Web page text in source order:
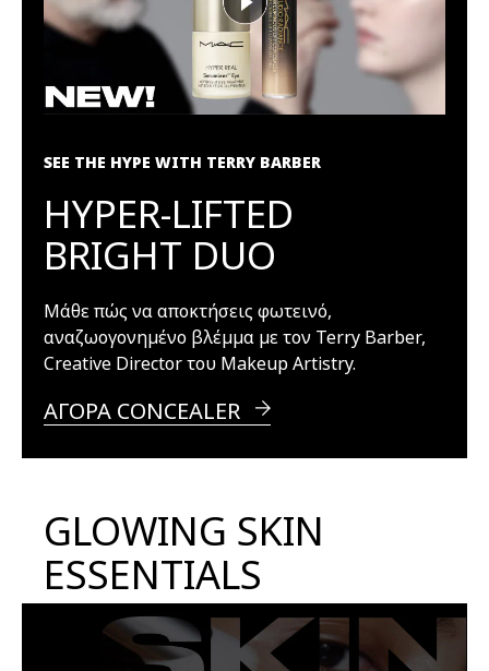
SEE THE HYPE WITH TERRY BARBER
HYPER-LIFTED
BRIGHT DUO
Μάθε πώς να αποκτήσεις φωτεινό,
αναζωογονημένο βλέμμα με τον Terry Barber,
Creative Director του Makeup Artistry.
ΑΓΟΡΑ CONCEALER
GLOWING SKIN
ESSENTIALS